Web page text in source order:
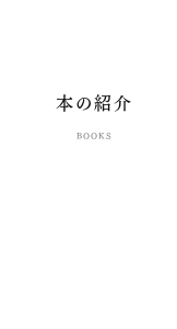
本の紹介
BOOKS